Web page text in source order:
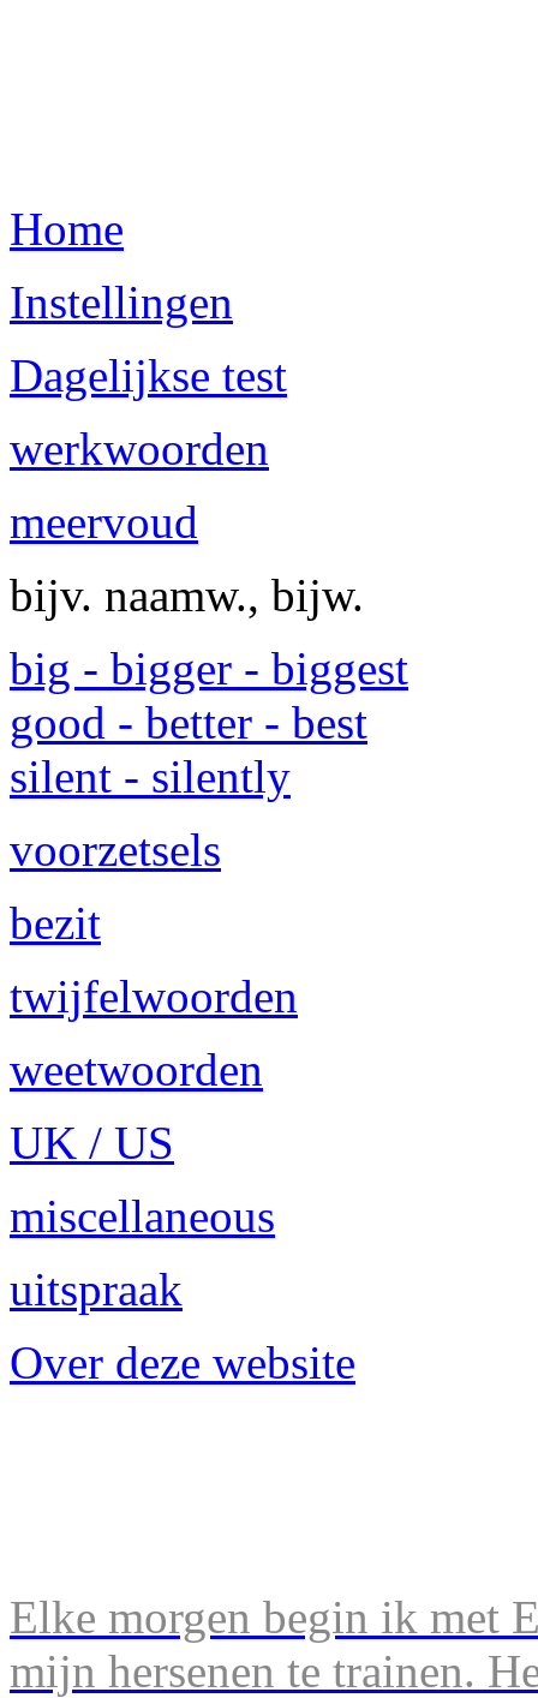
Home
Instellingen
Dagelijkse test
werkwoorden
meervoud
bijv. naamw., bijw.
big - bigger - biggest
good - better - best
silent - silently
voorzetsels
bezit
twijfelwoorden
weetwoorden
UK / US
miscellaneous
uitspraak
Over deze website
Elke morgen begin ik met
mijn hersenen te trainen.